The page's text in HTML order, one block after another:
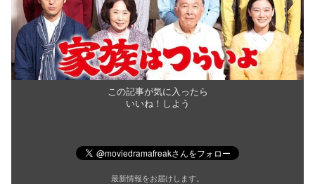
この記事が気に入ったら
いいね！しよう
最新情報をお届けします。